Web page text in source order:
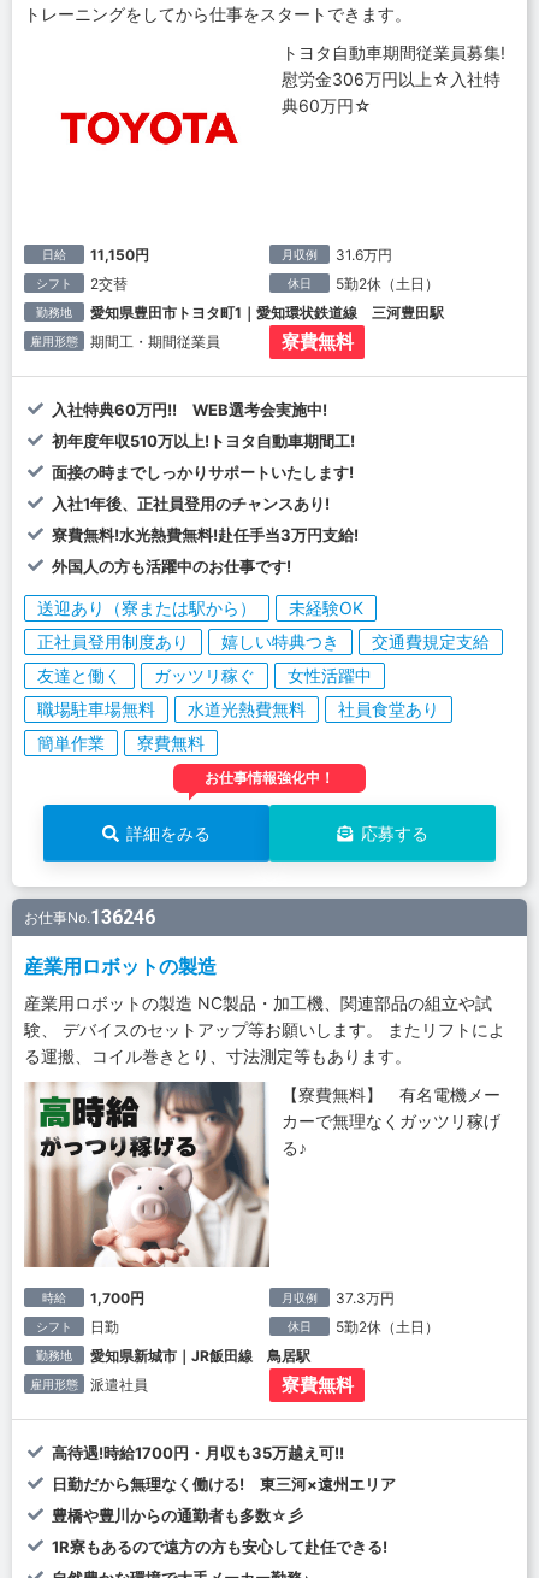
トレーニングをしてから仕事をスタートできます。
トヨタ自動車期間従業員募集!
慰労金306万円以上☆入社特
典60万円☆
日給 11,150円 月収例 31.6万円
シフト 2交替 休日 5勤2休（土日）
勤務地 愛知県豊田市トヨタ町1｜愛知環状鉄道線 三河豊田駅
雇用形態 期間工・期間従業員 寮費無料
入社特典60万円!! WEB選考会実施中!
初年度年収510万以上!トヨタ自動車期間工!
面接の時までしっかりサポートいたします!
入社1年後、正社員登用のチャンスあり!
寮費無料!水光熱費無料!赴任手当3万円支給!
外国人の方も活躍中のお仕事です!
送迎あり（寮または駅から）
未経験OK
正社員登用制度あり
嬉しい特典つき
交通費規定支給
友達と働く
ガッツリ稼ぐ
女性活躍中
職場駐車場無料
水道光熱費無料
社員食堂あり
簡単作業
寮費無料
お仕事情報強化中！
詳細をみる 応募する
お仕事No.136246
産業用ロボットの製造
産業用ロボットの製造 NC製品・加工機、関連部品の組立や試
験、 デバイスのセットアップ等お願いします。 またリフトによ
る運搬、コイル巻きとり、寸法測定等もあります。
【寮費無料】 有名電機メー
カーで無理なくガッツリ稼げ
る♪
時給 1,700円 月収例 37.3万円
シフト 日勤 休日 5勤2休（土日）
勤務地 愛知県新城市｜JR飯田線 鳥居駅
雇用形態 派遣社員 寮費無料
高待遇!時給1700円・月収も35万越え可!!
日勤だから無理なく働ける! 東三河×遠州エリア
豊橋や豊川からの通勤者も多数☆彡
1R寮もあるので遠方の方も安心して赴任できる!